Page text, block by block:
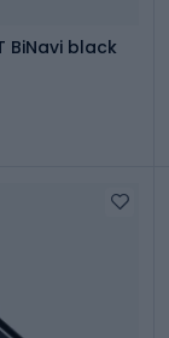
BiNavi black